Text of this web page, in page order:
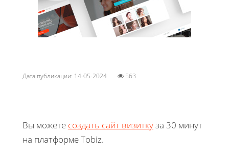
Дата публикации: 14-05-2024 563
Вы можете создать сайт визиткуза 30 минут
на платформе Tobiz.